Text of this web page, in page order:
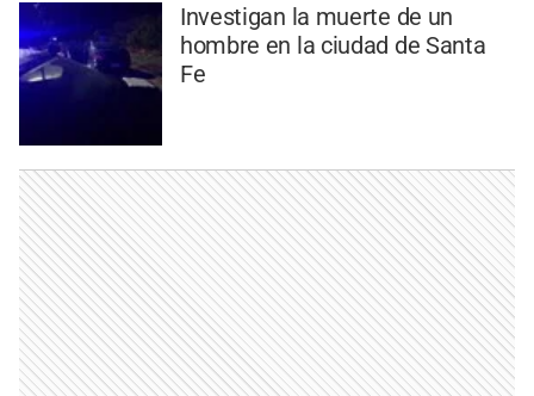
Investigan la muerte de un
hombre en la ciudad de Santa
Fe